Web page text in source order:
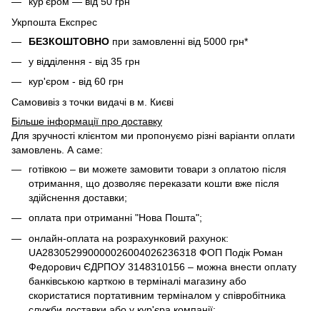
Укрпошта Експрес
БЕЗКОШТОВНО при замовленні від 5000 грн*
у відділення - від 35 грн
кур'єром - від 60 грн
Самовивіз з точки видачі в м. Києві
Більше інформації про доставку
Для зручності клієнтом ми пропонуємо різні варіанти оплати
замовлень. А саме:
готівкою – ви можете замовити товари з оплатою після
отримання, що дозволяє переказати кошти вже після
здійснення доставки;
оплата при отриманні "Нова Пошта";
онлайн-оплата на розрахунковий рахунок:
UA283052990000026004026236318 ФОП Подік Роман
Федорович ЄДРПОУ 3148310156 – можна внести оплату
банківською карткою в терміналі магазину або
скористатися портативним терміналом у співробітника